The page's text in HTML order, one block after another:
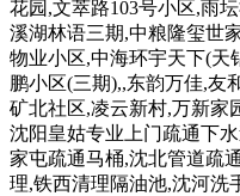
花园,文萃路103号小区,雨
溪湖林语三期,中粮隆玺世
物业小区,中海环宇天下(天
鹏小区(三期),,东韵万佳,友
矿北社区,凌云新村,万新家
沈阳皇姑专业上门疏通下
家屯疏通马桶,沈北管道疏
理,铁西清理隔油池,沈河洗